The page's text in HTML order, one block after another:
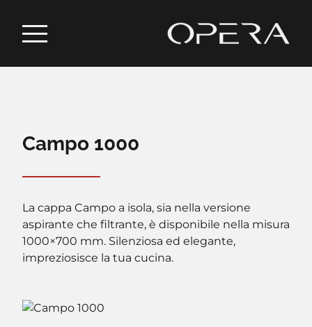
Campo 1000
La cappa Campo a isola, sia nella versione
aspirante che filtrante, è disponibile nella misura
1000×700 mm. Silenziosa ed elegante,
impreziosisce la tua cucina.